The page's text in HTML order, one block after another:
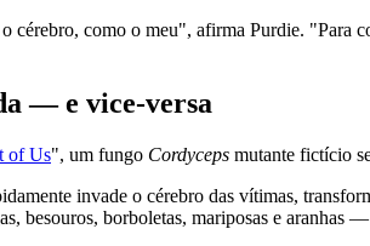
cérebro, como o meu", afirma Purdie. "Para
— e vice-versa
of Us", um fungo Cordyceps mutante fictício
invade o cérebro das vítimas,
besouros, borboletas, mariposas e aranhas